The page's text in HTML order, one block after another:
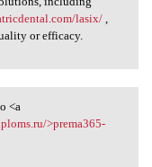
lasix/,
or efficacy.
<a
<a
>prema365-